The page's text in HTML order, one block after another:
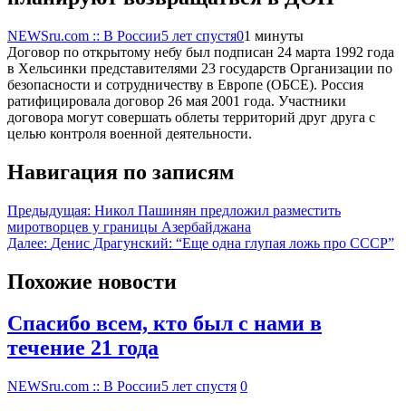
NEWSru.com :: В России5 лет спустя01 минуты
Договор по открытому небу был подписан 24 марта 1992 года
в Хельсинки представителями 23 государств Организации по
безопасности и сотрудничеству в Европе (ОБСЕ). Россия
ратифицировала договор 26 мая 2001 года. Участники
договора могут совершать облеты территорий друг друга с
целью контроля военной деятельности.
Навигация по записям
Предыдущая: Никол Пашинян предложил разместить
миротворцев у границы Азербайджана
Далее: Денис Драгунский: “Еще одна глупая ложь про СССР”
Похожие новости
Спасибо всем, кто был с нами в
течение 21 года
NEWSru.com :: В России5 лет спустя 0